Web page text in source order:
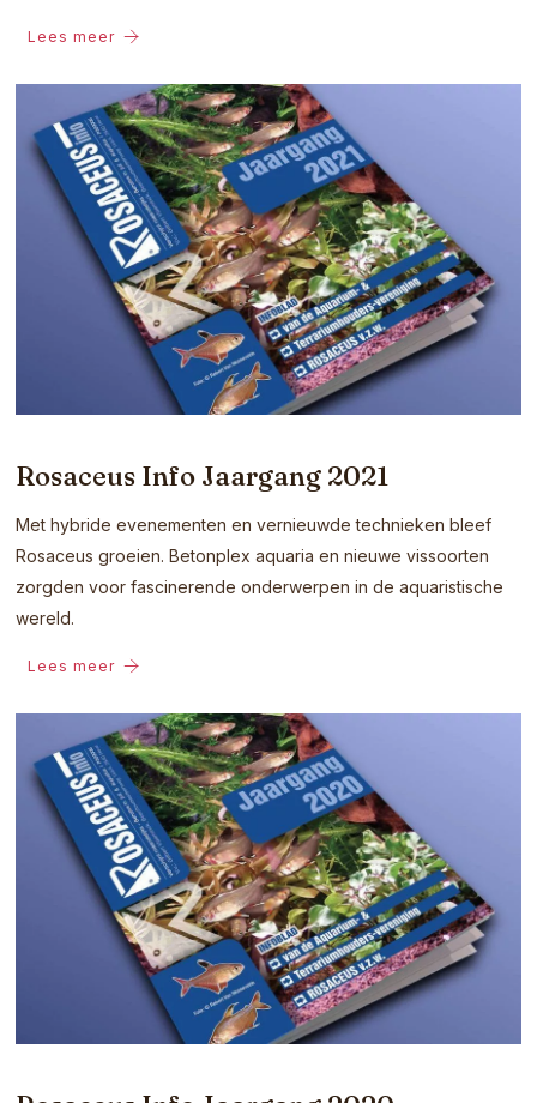
Lees meer
Rosaceus Info Jaargang 2021
Met hybride evenementen en vernieuwde technieken bleef
Rosaceus groeien. Betonplex aquaria en nieuwe vissoorten
zorgden voor fascinerende onderwerpen in de aquaristische
wereld.
Lees meer